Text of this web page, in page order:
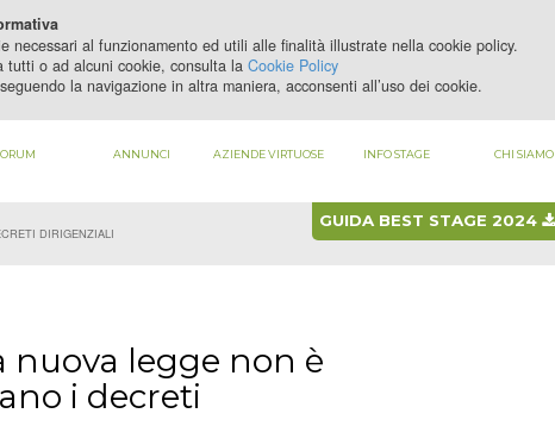
REGISTRATI
LOGIN
DEVI
GUIDA BEST STAGE 2024
ANNUNCI AZIENDE VIRTUOSE INFO STAGE CHI SIAMO
DIRIGENZIALI
nuova legge non è
i decreti
al funzionamento ed utili alle finalità illustrate nella cookie policy.
tutti o ad alcuni cookie, consulta la Cookie Policy
la navigazione in altra maniera, acconsenti all’uso dei cookie.